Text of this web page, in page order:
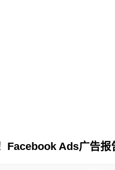
Facebook Ads广告报